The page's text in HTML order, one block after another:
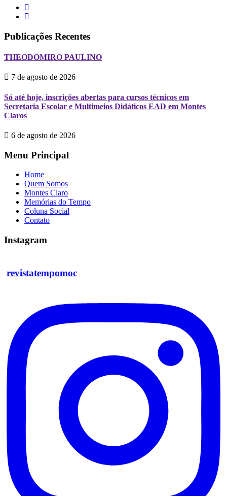
Publicações Recentes
THEODOMIRO PAULINO
7 de agosto de 2026
Só até hoje, inscrições abertas para cursos técnicos em
Secretaria Escolar e Multimeios Didáticos EAD em Montes
Claros
6 de agosto de 2026
Menu Principal
Home
Quem Somos
Montes Claro
Memórias do Tempo
Coluna Social
Contato
Instagram
revistatempomoc